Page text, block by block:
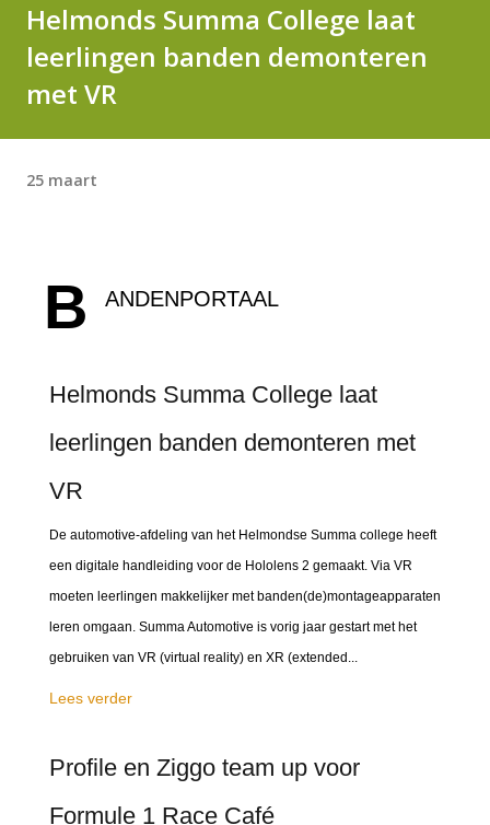
Helmonds Summa College laat
leerlingen banden demonteren
met VR
25 maart
B ANDENPORTAAL
Helmonds Summa College laat
leerlingen banden demonteren met
VR
De automotive-afdeling van het Helmondse Summa college heeft
een digitale handleiding voor de Hololens 2 gemaakt. Via VR
moeten leerlingen makkelijker met banden(de)montageapparaten
leren omgaan. Summa Automotive is vorig jaar gestart met het
gebruiken van VR (virtual reality) en XR (extended...
Lees verder
Profile en Ziggo team up voor
Formule 1 Race Café